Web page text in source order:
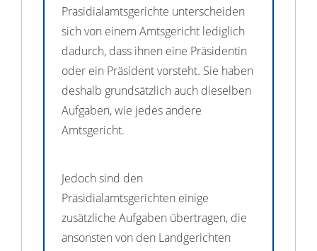
Präsidialamtsgerichte unterscheiden
sich von einem Amtsgericht lediglich
dadurch, dass ihnen eine Präsidentin
oder ein Präsident vorsteht. Sie haben
deshalb grundsätzlich auch dieselben
Aufgaben, wie jedes andere
Amtsgericht.
Jedoch sind den
Präsidialamtsgerichten einige
zusätzliche Aufgaben übertragen, die
ansonsten von den Landgerichten